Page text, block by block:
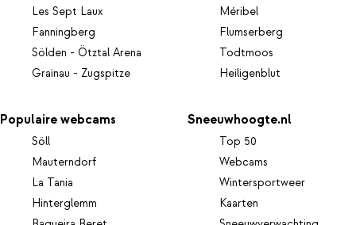
Les Sept Laux
Fanningberg
Sölden - Ötztal Arena
Grainau - Zugspitze
Méribel
Flumserberg
Todtmoos
Heiligenblut
Populaire webcams
Söll
Mauterndorf
La Tania
Hinterglemm
Sneeuwhoogte.nl
Top 50
Webcams
Wintersportweer
Kaarten